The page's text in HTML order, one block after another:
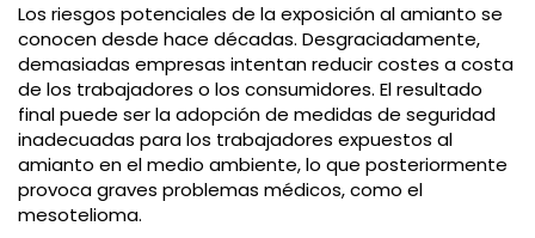
Los riesgos potenciales de la exposición al amianto se
conocen desde hace décadas. Desgraciadamente,
demasiadas empresas intentan reducir costes a costa
de los trabajadores o los consumidores. El resultado
final puede ser la adopción de medidas de seguridad
inadecuadas para los trabajadores expuestos al
amianto en el medio ambiente, lo que posteriormente
provoca graves problemas médicos, como el
mesotelioma.